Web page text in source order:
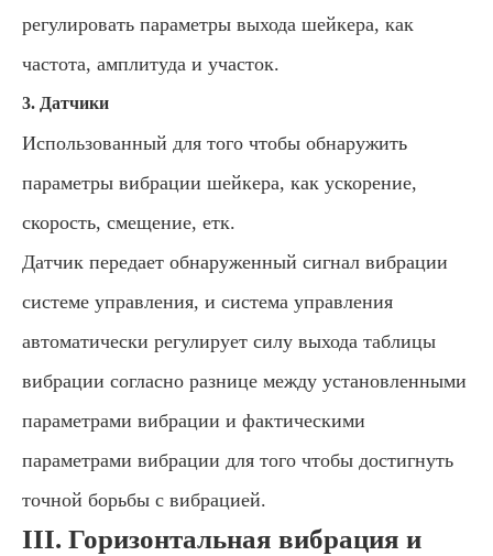
регулировать параметры выхода шейкера, как
частота, амплитуда и участок.
3. Датчики
Использованный для того чтобы обнаружить
параметры вибрации шейкера, как ускорение,
скорость, смещение, етк.
Датчик передает обнаруженный сигнал вибрации
системе управления, и система управления
автоматически регулирует силу выхода таблицы
вибрации согласно разнице между установленными
параметрами вибрации и фактическими
параметрами вибрации для того чтобы достигнуть
точной борьбы с вибрацией.
III. Горизонтальная вибрация и